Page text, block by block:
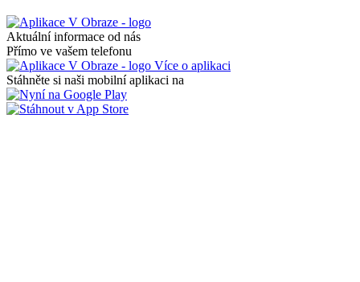
Aktuální informace od nás
Přímo ve vašem telefonu
Více o aplikaci
Stáhněte si naši mobilní aplikaci na